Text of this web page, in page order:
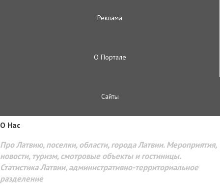
Реклама
О Портале
Сайты
O Hac
Про Латвию, поселки, области, города Латвии. Мероприятия,
новости, туризм, смотровые объекты и гостиницы.
Статистика Латвии, административно-территориальное
разделение